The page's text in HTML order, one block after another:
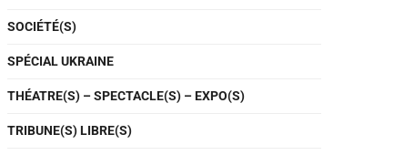
SOCIÉTÉ(S)
SPÉCIAL UKRAINE
THÉATRE(S) – SPECTACLE(S) – EXPO(S)
TRIBUNE(S) LIBRE(S)